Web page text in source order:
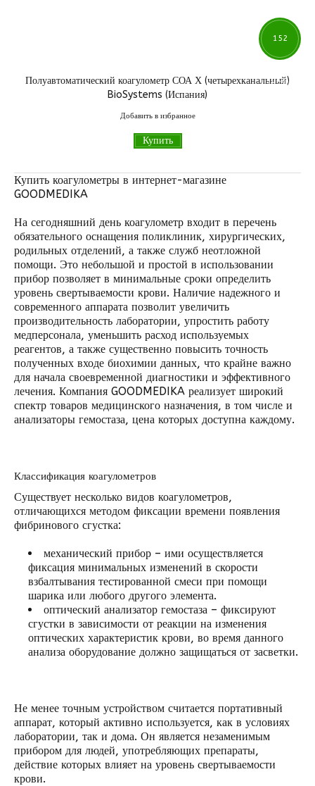
Полуавтоматический коагулометр СОА Х (четырехканальный)
BioSystems (Испания)
Добавить в избранное
152
304грн
Купить
Купить коагулометры в интернет-магазине
GOODMEDIKA
На сегодняшний день коагулометр входит в перечень
обязательного оснащения поликлиник, хирургических,
родильных отделений, а также служб неотложной
помощи. Это небольшой и простой в использовании
прибор позволяет в минимальные сроки определить
уровень свертываемости крови. Наличие надежного и
современного аппарата позволит увеличить
производительность лаборатории, упростить работу
медперсонала, уменьшить расход используемых
реагентов, а также существенно повысить точность
полученных входе биохимии данных, что крайне важно
для начала своевременной диагностики и эффективного
лечения. Компания GOODMEDIKA реализует широкий
спектр товаров медицинского назначения, в том числе и
анализаторы гемостаза, цена которых доступна каждому.
Классификация коагулометров
Существует несколько видов коагулометров,
отличающихся методом фиксации времени появления
фибринового сгустка:
механический прибор – ими осуществляется
фиксация минимальных изменений в скорости
взбалтывания тестированной смеси при помощи
шарика или любого другого элемента.
оптический анализатор гемостаза – фиксируют
сгустки в зависимости от реакции на изменения
оптических характеристик крови, во время данного
анализа оборудование должно защищаться от засветки.
Не менее точным устройством считается портативный
аппарат, который активно используется, как в условиях
лаборатории, так и дома. Он является незаменимым
прибором для людей, употребляющих препараты,
действие которых влияет на уровень свертываемости
крови.